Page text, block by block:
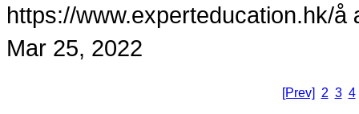
https://www.experteducation.hk/å
Mar 25, 2022
[Prev] 2 3 4